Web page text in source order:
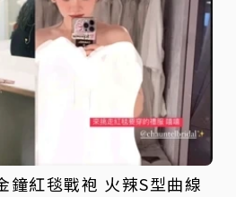
鐘紅毯戰袍 火辣S型曲線